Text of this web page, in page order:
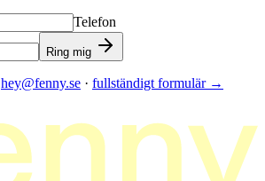
Telefon
Ring mig
hey@fenny.se · fullständigt formulär→